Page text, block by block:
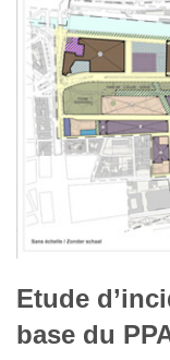
Etude
base du